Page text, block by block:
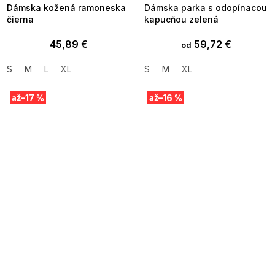
Dámska kožená ramoneska
čierna
45,89 €
S M L XL
Dámska parka s odopínacou
kapucňou zelená
od 59,72 €
S M XL
až–17 % až–16 %